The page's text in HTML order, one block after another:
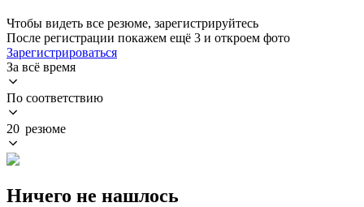
Чтобы видеть все резюме, зарегистрируйтесь
После регистрации покажем ещё 3 и откроем фото
Зарегистрироваться
За всё время
По соответствию
20 резюме
Ничего не нашлось